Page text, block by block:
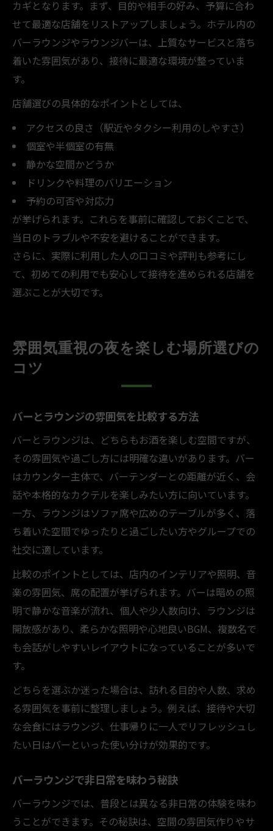
カギとなります。まず、目的や相手の好み、予算に合わ
せて最適な店舗をリストアップしましょう。ホテル内の
バーラウンジやラウンジバーは、上質なサービスと落ち
着いた雰囲気があり、接待に最適な環境が整っていま
す。
店舗選びの具体的なポイントとしては、
アクセスの良さ（駅近やタクシー利用のしやすさ）
個室や半個室の有無
静かな空間かどうか
ドリンクや料理のバリエーション
予約の可否や対応力
が挙げられます。これらを事前に確認しておくことで、
当日のトラブルや不安を避けることができます。
さらに、実際に利用した人の口コミや評判も参考にし
て、初めての利用でも安心して接待を進められる店舗を
選ぶことが大切です。
雰囲気重視の夜を楽しむ場所選びの
コツ
バーとラウンジの雰囲気を比較する方法
バーとラウンジは、どちらもお酒を楽しむ空間ですが、
その雰囲気や過ごし方には明確な違いがあります。バー
はカウンター主体で、バーテンダーとの距離が近く、会
話や本格的なカクテルを楽しみたい方に向いています。
一方、ラウンジはソファ席や広めのテーブルが多く、落
ち着いた空間でゆったりと過ごしたい方やグループでの
社交に適しています。
比較のポイントとしては、店内のインテリアや照明、音
楽の雰囲気、席の配置が挙げられます。バーは暗めの照
明で静かな音楽が流れ、個人や少人数向け、ラウンジは
開放感があり、柔らかな照明や心地良いBGM、複数名で
も会話がしやすいレイアウトになっていることが多いで
す。
どちらを選ぶか迷った場合は、訪れる目的や人数、求め
る雰囲気を事前に整理しましょう。例えば、接待や大切
な会食にはラウンジ、仕事帰りに一人でリフレッシュし
たい日はバーといった使い分けが効果的です。
バーラウンジで非日常を味わう秘訣
バーラウンジでは、普段とは異なる非日常の体験を味わ
うことができます。その秘訣は、空間の雰囲気作りやサ